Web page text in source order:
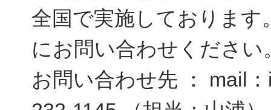
全国で実施しておりま
にお問い合わせください
お問い合わせ先 ： mail